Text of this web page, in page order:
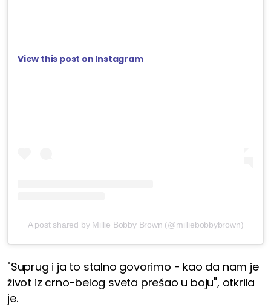
View this post on Instagram
A post shared by Millie Bobby Brown (@milliebobbybrown)
"Suprug i ja to stalno govorimo - kao da nam je
život iz crno-belog sveta prešao u boju", otkrila
je.